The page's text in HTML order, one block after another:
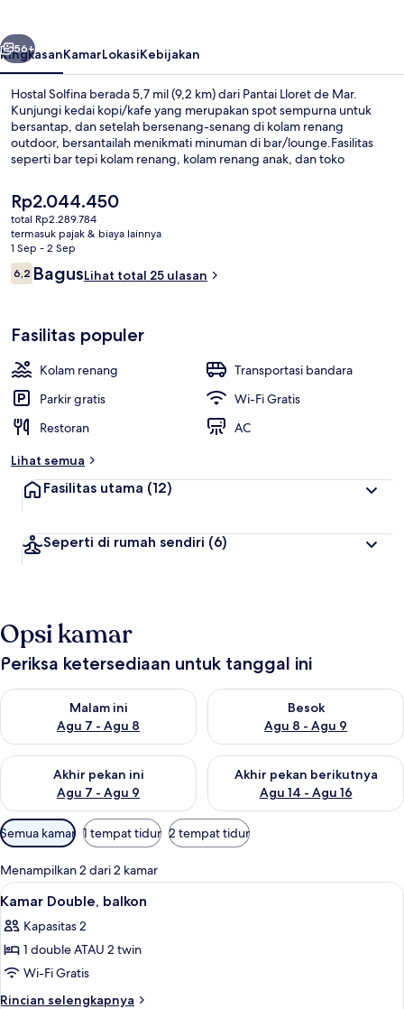
Berikutnya
56+
RingkasanKamarLokasiKebijakan
Hostal Solfina berada 5,7 mil (9,2 km) dari Pantai Lloret de Mar.
Kunjungi kedai kopi/kafe yang merupakan spot sempurna untuk
bersantap, dan setelah bersenang-senang di kolam renang
outdoor, bersantailah menikmati minuman di bar/lounge.Fasilitas
seperti bar tepi kolam renang, kolam renang anak, dan toko
Harga
saat
ini
Rp2.044.450
Rp2.044.450
total Rp2.289.784
termasuk pajak & biaya lainnya
1 Sep - 2 Sep
Ulasan
6,26,2 dari 10
BagusLihat total 25 ulasan
Fasilitas populer
Kolam renang
Transportasi bandara
Parkir gratis
Wi-Fi Gratis
Restoran
AC
Lihat semua
Fasilitas utama (12)
Seperti di rumah sendiri (6)
Opsi kamar
Periksa ketersediaan untuk tanggal ini
Malam ini
Agu 7 - Agu 8
Periksa ketersediaan untuk malam ini Agu 7 - Agu 8
Besok
Agu 8 - Agu 9
Periksa ketersediaan untuk
Akhir pekan ini
Agu 7 - Agu 9
Periksa ketersediaan untuk akhir pekan ini Agu 7 - Agu 9
Akhir pekan berikutnya
Agu 14 - Agu 16
Periksa ketersediaan untuk
Filter
tersedia
untuk
kamar
Semua kamar 1 tempat tidur 2 tempat tidur
Menampilkan 2 dari 2 kamar
Lihat
semua
foto
untuk
Kamar
Double,
Kamar Double, balkon | Wi-Fi gratis
7
Kamar Double, balkon
Kapasitas 2
1 double ATAU 2 twin
Wi-Fi Gratis
Rincian selengkapnya
Rincian